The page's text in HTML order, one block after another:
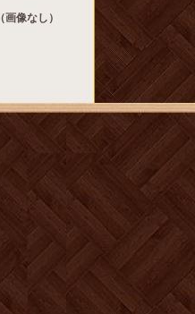
（画像なし）